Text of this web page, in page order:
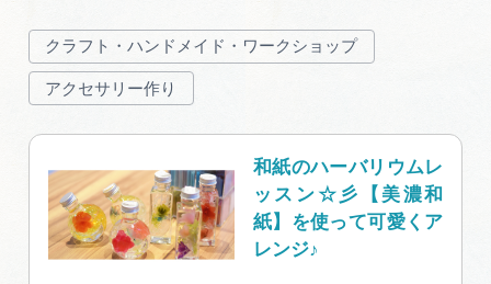
クラフト・ハンドメイド・ワークショップ
アクセサリー作り
和紙のハーバリウムレ
ッスン☆彡【美濃和
紙】を使って可愛くア
レンジ♪